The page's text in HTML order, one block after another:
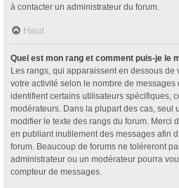
à contacter un administrateur du forum.
Haut
Quel est mon rang et comment puis-je le
Les rangs, qui apparaissent en dessous de
votre activité selon le nombre de
identifient certains utilisateurs spécifiques,
modérateurs. Dans la plupart des cas, seul
modifier le texte des rangs du forum. Merci
en publiant inutilement des messages afin
forum. Beaucoup de forums ne toléreront
administrateur ou un modérateur pourra
compteur de messages.